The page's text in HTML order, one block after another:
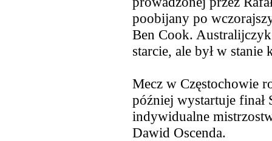
poobijany po
Ben Cook.
starcie, ale był w
Mecz w Częstochowie
później wystartuje finał
indywidualne
Dawid Oscenda.